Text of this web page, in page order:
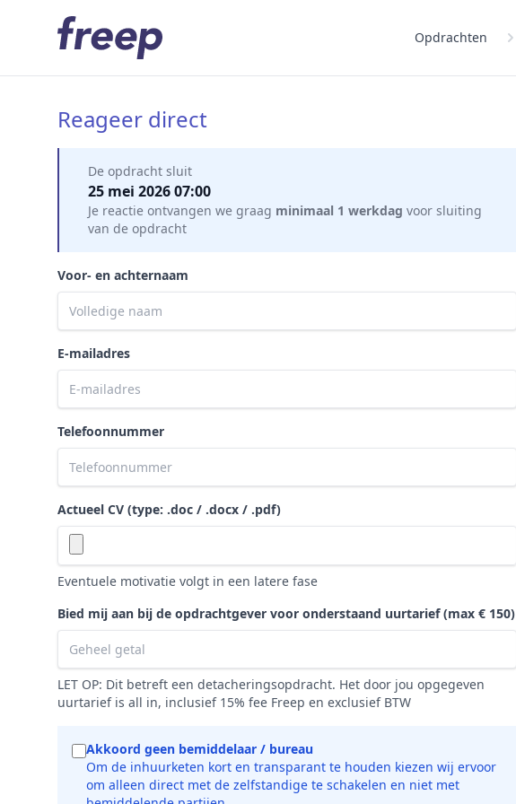
Opdrachten
Mijn gegevens
Reageer direct
De opdracht sluit
25 mei 2026 07:00
Je reactie ontvangen we graag minimaal 1 werkdag voor sluiting
van de opdracht
Voor- en achternaam
E-mailadres
Telefoonnummer
Actueel CV (type: .doc / .docx / .pdf)
Eventuele motivatie volgt in een latere fase
Bied mij aan bij de opdrachtgever voor onderstaand uurtarief(max € 150)
LET OP: Dit betreft een detacheringsopdracht. Het door jou opgegeven
uurtarief is all in, inclusief 15% fee Freep en exclusief BTW
Akkoord geen bemiddelaar / bureau
Om de inhuurketen kort en transparant te houden kiezen wij ervoor
om alleen direct met de zelfstandige te schakelen en niet met